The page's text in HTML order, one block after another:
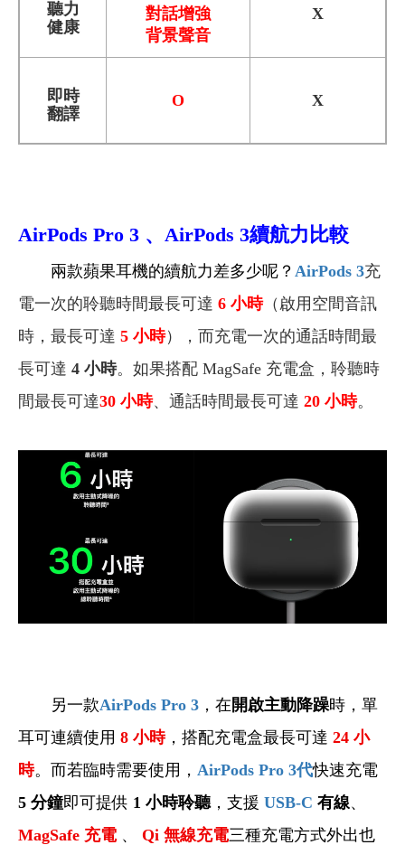
聽力
健康
對話增強
背景聲音
X
即時
翻譯
O X
AirPods Pro 3 、AirPods 3續航力比較
兩款蘋果耳機的續航力差多少呢？ AirPods 3充
電一次的聆聽時間最長可達 6 小時（啟用空間音訊
時，最長可達 5 小時），而充電一次的通話時間最
長可達 4 小時。如果搭配 MagSafe 充電盒，聆聽時
間最長可達30 小時、通話時間最長可達 20 小時。
另一款AirPods Pro 3 ，在 開啟主動降躁時，單
耳可連續使用 8 小時 ，搭配充電盒最長可達 24 小
時。而若臨時需要使用， AirPods Pro 3代快速充電
5 分鐘即可提供 1 小時聆聽，支援 USB-C 有線、
MagSafe 充電 、 Qi 無線充電三種充電方式外出也